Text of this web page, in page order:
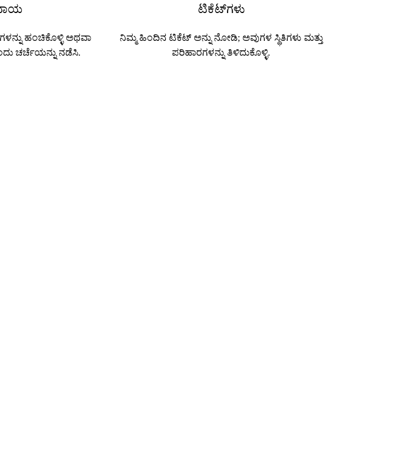
ಹಂಚಿಕೊಳ್ಳಿ ಅಥವಾ
ಚರ್ಚೆಯನ್ನು ನಡೆಸಿ.
ಟಿಕೆಟ್‌ಗಳು
ನಿಮ್ಮ ಹಿಂದಿನ ಟಿಕೆಟ್ ಅನ್ನು ನೋಡಿ; ಅವುಗಳ ಸ್ಥಿತಿಗಳು ಮತ್ತು
ಪರಿಹಾರಗಳನ್ನು ತಿಳಿದುಕೊಳ್ಳಿ.